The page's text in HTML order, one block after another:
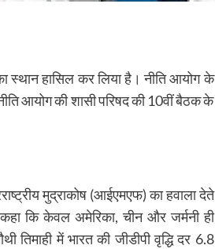
स्थान हासिल कर लिया है। नीति आयोग के
आयोग की शासी परिषद की 10वीं बैठक के
मुद्राकोष (आईएमएफ) का हवाला देते
कि केवल अमेरिका, चीन और जर्मनी ही
में भारत की जीडीपी वृद्धि दर 6.8